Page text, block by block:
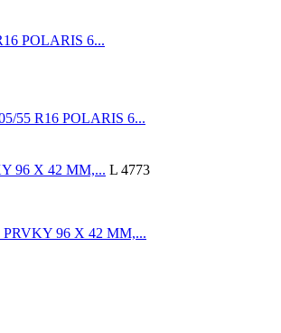
POLARIS 6...
55 R16 POLARIS 6...
96 X 42 MM,... L 4773
96 X 42 MM,...